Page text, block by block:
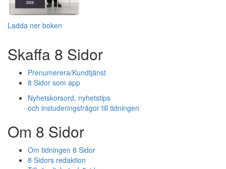
Ladda ner boken
Skaffa 8 Sidor
Prenumerera/Kundtjänst
8 Sidor som app
Nyhetskorsord, nyhetstips
och instuderingsfrågor till tidningen
Om 8 Sidor
Om tidningen 8 Sidor
8 Sidors redaktion